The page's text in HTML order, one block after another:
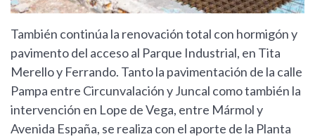
También continúa la renovación total con hormigón y
pavimento del acceso al Parque Industrial, en Tita
Merello y Ferrando. Tanto la pavimentación de la calle
Pampa entre Circunvalación y Juncal como también la
intervención en Lope de Vega, entre Mármol y
Avenida España, se realiza con el aporte de la Planta